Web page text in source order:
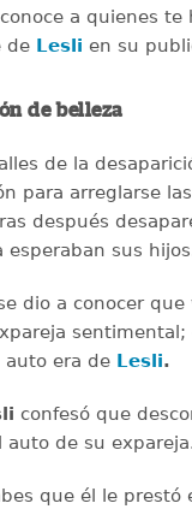
a quienes te
deLesli en su
de belleza
de la
para arreglarse
después
esperaban sus
dio a conocer que
auto era de Lesli.
confesó que
auto de su
que él le prestó